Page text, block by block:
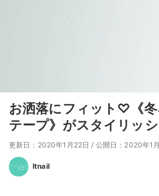
お洒落にフィット♡《
テープ》がスタイリッ
更新日：2020年1月22日 / 公開日：2020年1
Itnail